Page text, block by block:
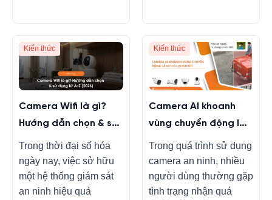
Kiến thức
Camera Wifi là gì?
Hướng dẫn chọn & sử
dụng từ A–Z (2026)
Trong thời đại số hóa
ngày nay, việc sở hữu
một hệ thống giám sát
an ninh hiệu quả
Kiến thức
Camera AI khoanh
vùng chuyển động là
gì? Có lợi ích gì?
Trong quá trình sử dụng
camera an ninh, nhiều
người dùng thường gặp
tình trạng nhận quá